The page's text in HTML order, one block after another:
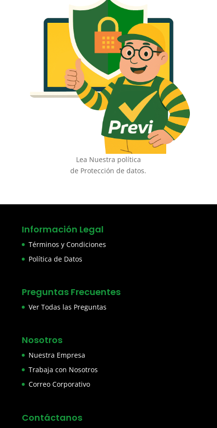
Lea Nuestra política
de Protección de datos.
Información Legal
Términos y Condiciones
Política de Datos
Preguntas Frecuentes
Ver Todas las Preguntas
Nosotros
Nuestra Empresa
Trabaja con Nosotros
Correo Corporativo
Contáctanos